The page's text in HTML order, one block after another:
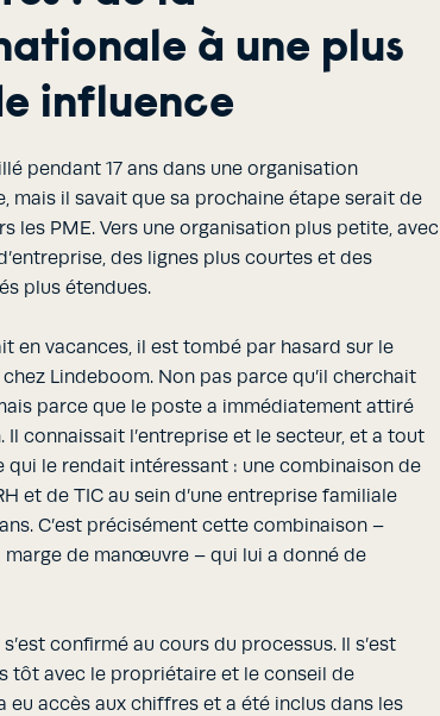
à une plus
influence
pendant 17 ans dans une organisation
mais il savait que sa prochaine étape serait de
les PME. Vers une organisation plus petite, avec
des lignes plus courtes et des
plus étendues.
en vacances, il est tombé par hasard sur le
Lindeboom. Non pas parce qu’il cherchait
parce que le poste a immédiatement attiré
Il connaissait l’entreprise et le secteur, et a tout
qui le rendait intéressant : une combinaison de
et de TIC au sein d’une entreprise familiale
C’est précisément cette combinaison –
marge de manœuvre – qui lui a donné de
confirmé au cours du processus. Il s’est
tôt avec le propriétaire et le conseil de
eu accès aux chiffres et a été inclus dans les